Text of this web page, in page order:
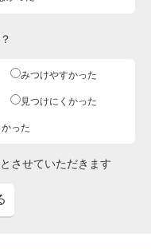
みつけやすかった
見つけにくかった
った
させていただきます